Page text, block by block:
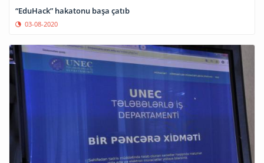
“EduHack” hakatonu başa çatıb
03-08-2020